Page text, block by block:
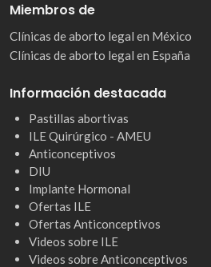
Miembros de
Clínicas de aborto legal en México
Clínicas de aborto legal en España
Información destacada
Pastillas abortivas
ILE Quirúrgico - AMEU
Anticonceptivos
DIU
Implante Hormonal
Ofertas ILE
Ofertas Anticonceptivos
Videos sobre ILE
Videos sobre Anticonceptivos